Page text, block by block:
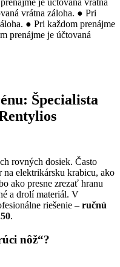
vrátna záloha. ● Pri
● Pri každom prenájme
prenájme je účtovaná
Špecialista
rovných dosiek. Často
elektrikársku krabicu, ako
ako presne zrezať hranu
a drolí materiál. V
riešenie – ručnú
.
nôž“?